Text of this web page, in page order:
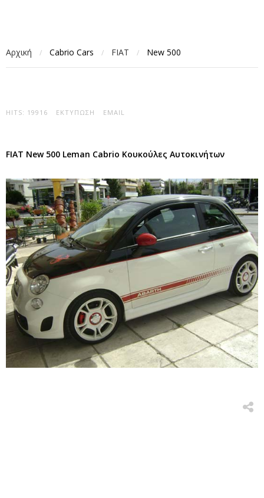
Αρχική / Cabrio Cars / FIAT / New 500
HITS: 19916 ΕΚΤΎΠΩΣΗ EMAIL
FIAT New 500 Leman Cabrio Κουκούλες Αυτοκινήτων